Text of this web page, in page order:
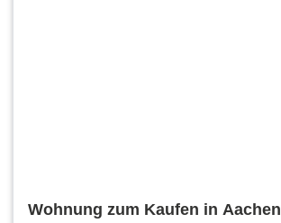
Wohnung zum Kaufen in Aachen